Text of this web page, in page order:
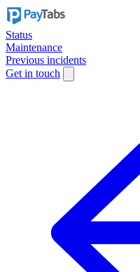
Status
Maintenance
Previous incidents
Get in touch